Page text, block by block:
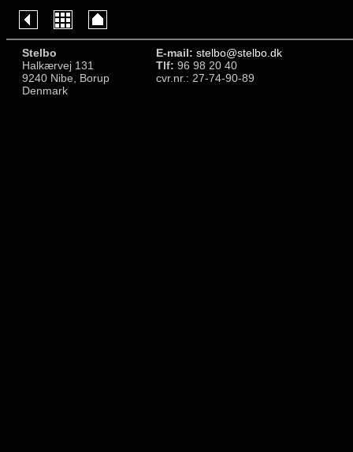
Stelbo
Halkærvej 131
9240 Nibe, Borup
Denmark
E-mail: stelbo@stelbo.dk
Tlf: 96 98 20 40
cvr.nr.: 27-74-90-89